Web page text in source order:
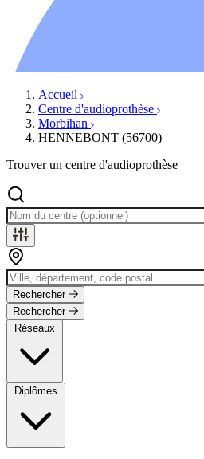
Ressources
Évènements
Accueil
Centre d'audioprothèse
Morbihan
HENNEBONT (56700)
Trouver un centre d'audioprothèse
Rechercher
Rechercher
Réseaux
Diplômes